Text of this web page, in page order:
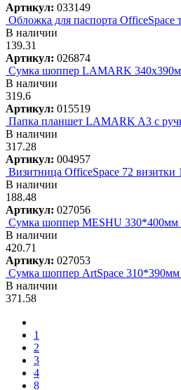
Артикул: 033149
Обложка для паспорта OfficeSpace
В наличии
139.31
Артикул: 026874
Сумка шоппер LAMARK
В наличии
319.6
Артикул: 015519
Папка планшет LAMARK A3 с
В наличии
317.28
Артикул: 004957
Визитница OfficeSpace 72
В наличии
188.48
Артикул: 027056
Сумка шоппер MESHU 330*400мм
В наличии
420.71
Артикул: 027053
Сумка шоппер ArtSpace
В наличии
371.58
1
2
3
4
8